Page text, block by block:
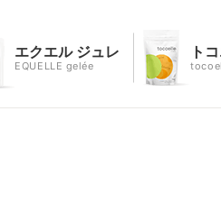
エクエル ジュレ
EQUELLE gelée
ト